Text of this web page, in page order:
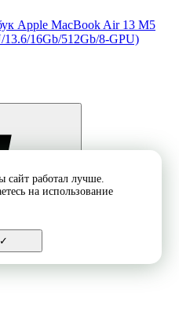
Apple MacBook Air 13 M5
16Gb/512Gb/8-GPU)
сайт работал лучше.
на использование
✓